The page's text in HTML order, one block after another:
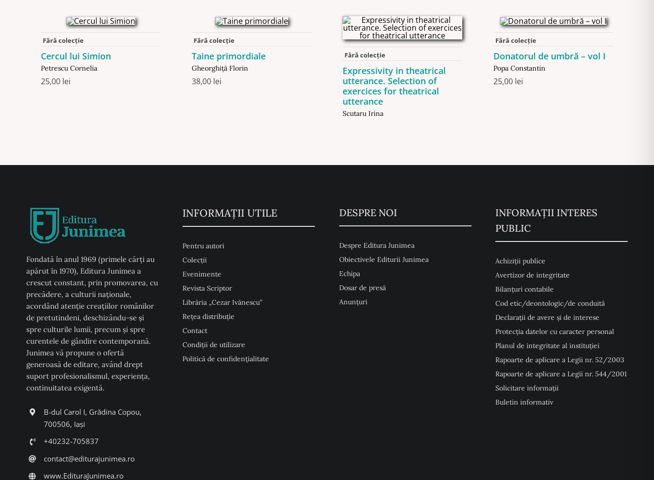
Fără colecție
Cercul lui Simion
Petrescu Cornelia
25,00 lei
Fără colecție
Taine primordiale
Gheorghiţă Florin
38,00 lei
Fără colecție
Expressivity in theatrical
utterance. Selection of
exercices for theatrical
utterance
Scutaru Irina
Fără colecție
Donatorul de umbră – vol I
Popa Constantin
25,00 lei
Fondată în anul 1969 (primele cărți au
apărut în 1970), Editura Junimea a
crescut constant, prin promovarea, cu
precădere, a culturii naţionale,
acordând atenţie creaţiilor românilor
de pretutindeni, deschizându-se şi
spre culturile lumii, precum şi spre
curentele de gândire contemporană.
Junimea vă propune o ofertă
generoasă de editare, având drept
suport profesionalismul, experiența,
continuitatea exigentă.
B-dul Carol I, Grădina Copou,
700506, Iași
+40232-705837
contact@editurajunimea.ro
www.EdituraJunimea.ro
INFORMAŢII UTILE
Pentru autori
Colecţii
Evenimente
Revista Scriptor
Librăria „Cezar Ivănescu”
Rețea distribuție
Contact
Condiţii de utilizare
Politică de confidențialitate
DESPRE NOI
Despre Editura Junimea
Obiectivele Editurii Junimea
Echipa
Dosar de presă
Anunţuri
INFORMAȚII INTERES
PUBLIC
Achiziții publice
Avertizor de integritate
Bilanțuri contabile
Cod etic/deontologic/de conduită
Declarații de avere și de interese
Protecția datelor cu caracter personal
Planul de integritate al instituției
Rapoarte de aplicare a Legii nr. 52/2003
Rapoarte de aplicare a Legii nr. 544/2001
Solicitare informații
Buletin informativ